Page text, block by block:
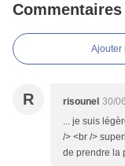
Commentaires
Ajouter
R risounel 30/
... je suis
/> <br />
de prendre la